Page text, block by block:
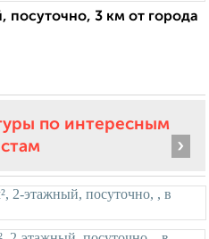
посуточно, 3 км от города
по интересным
›